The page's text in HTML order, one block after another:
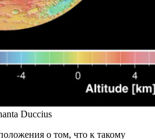
Duccius
о том, что к такому